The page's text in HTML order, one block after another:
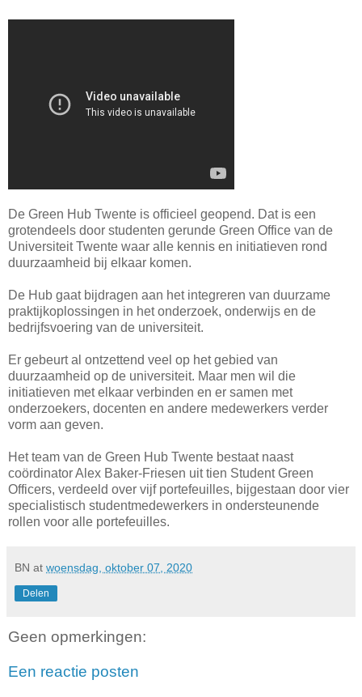
De Green Hub Twente is officieel geopend. Dat is een
grotendeels door studenten gerunde Green Office van de
Universiteit Twente waar alle kennis en initiatieven rond
duurzaamheid bij elkaar komen.
De Hub gaat bijdragen aan het integreren van duurzame
praktijkoplossingen in het onderzoek, onderwijs en de
bedrijfsvoering van de universiteit.
Er gebeurt al ontzettend veel op het gebied van
duurzaamheid op de universiteit. Maar men wil die
initiatieven met elkaar verbinden en er samen met
onderzoekers, docenten en andere medewerkers verder
vorm aan geven.
Het team van de Green Hub Twente bestaat naast
coördinator Alex Baker-Friesen uit tien Student Green
Officers, verdeeld over vijf portefeuilles, bijgestaan door vier
specialistisch studentmedewerkers in ondersteunende
rollen voor alle portefeuilles.
BN at woensdag, oktober 07, 2020
Delen
Geen opmerkingen:
Een reactie posten